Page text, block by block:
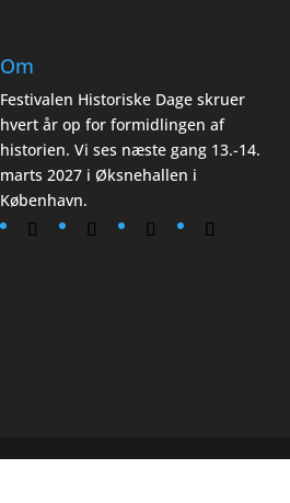
Om
Festivalen Historiske Dage skruer
hvert år op for formidlingen af
historien. Vi ses næste gang 13.-14.
marts 2027 i Øksnehallen i
København.